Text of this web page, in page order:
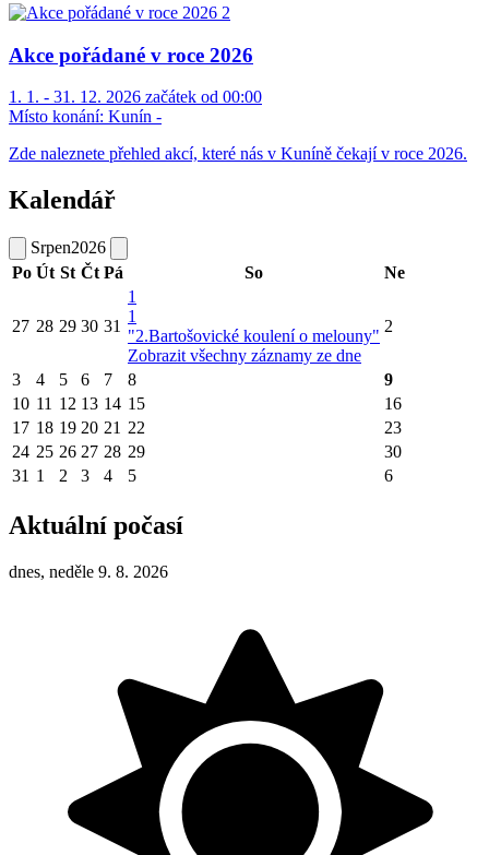
Akce pořádané v roce 2026
1. 1. - 31. 12. 2026 začátek od 00:00
Místo konání: Kunín -
Zde naleznete přehled akcí, které nás v Kuníně čekají v roce 2026.
Kalendář
Srpen2026
Po Út St Čt Pá So Ne
27 28 29 30 31
1
1
"2.Bartošovické koulení o melouny"
Zobrazit všechny záznamy ze dne
2
3 4 5 6 7 8
9
10 11 12 13 14 15
16
17 18 19 20 21 22
23
24 25 26 27 28 29
30
31 1 2 3 4 5 6
Aktuální počasí
dnes, neděle 9. 8. 2026